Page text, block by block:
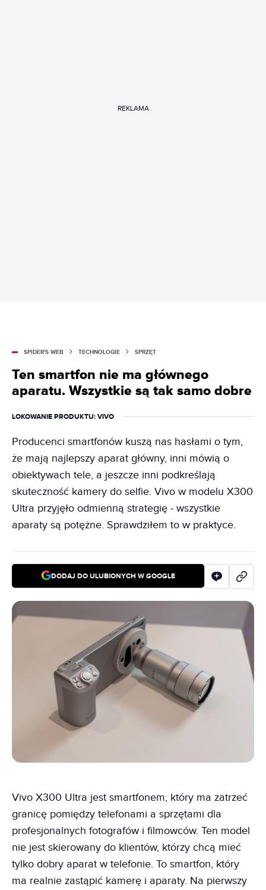
REKLAMA
SPIDER'S WEB TECHNOLOGIE SPRZĘT
Ten smartfon nie ma głównego
aparatu. Wszystkie są tak samo dobre
LOKOWANIE PRODUKTU: VIVO
Producenci smartfonów kuszą nas hasłami o tym,
że mają najlepszy aparat główny, inni mówią o
obiektywach tele, a jeszcze inni podkreślają
skuteczność kamery do selfie. Vivo w modelu X300
Ultra przyjęło odmienną strategię - wszystkie
aparaty są potężne. Sprawdziłem to w praktyce.
DODAJ DO ULUBIONYCH W GOOGLE
Vivo X300 Ultra jest smartfonem, który ma zatrzeć
granicę pomiędzy telefonami a sprzętami dla
profesjonalnych fotografów i filmowców. Ten model
nie jest skierowany do klientów, którzy chcą mieć
tylko dobry aparat w telefonie. To smartfon, który
ma realnie zastąpić kamerę i aparaty. Na pierwszy